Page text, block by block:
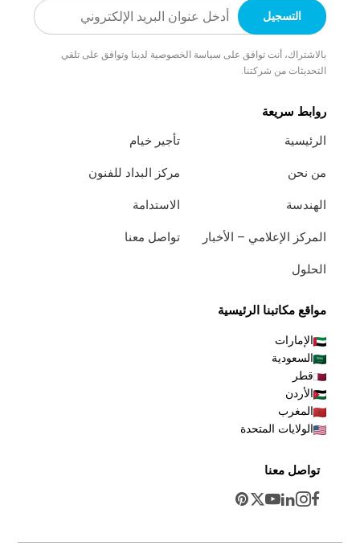
بالاشتراك، أنت توافق على سياسة الخصوصية لدينا وتوافق على تلقي
التحديثات من شركتنا.
روابط سريعة
الرئيسية
من نحن
الهندسة
المركز الإعلامي – الأخبار
الحلول
تأجير خيام
مركز البداد للفنون
الاستدامة
تواصل معنا
مواقع مكاتبنا الرئيسية
الإمارات
السعودية
قطر
الأردن
المغرب
الولايات المتحدة
تواصل معنا